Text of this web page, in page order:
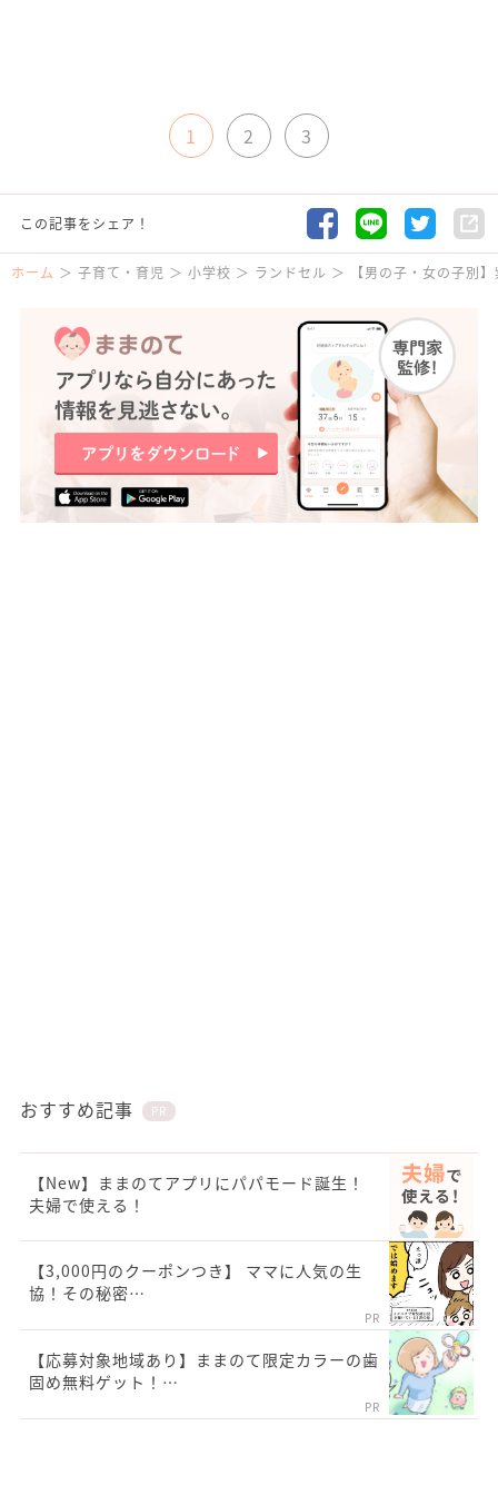
1 2 3
この記事をシェア！
ホーム 子育て・育児 小学校 ランドセル 【男の子・女の子別
おすすめ記事 PR
【New】ままのてアプリにパパモード誕生！
夫婦で使える！
【3,000円のクーポンつき】 ママに人気の生
協！その秘密…
PR
【応募対象地域あり】ままのて限定カラーの歯
固め無料ゲット！…
PR